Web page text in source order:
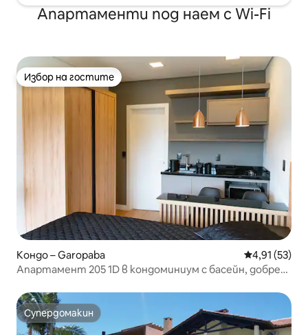
Апартаменти под наем с Wi-Fi
Избор на гостите
Избор на гостите
Кондо – Garopaba Средна
4,91 (53)
Апартамент 205 1D в кондоминиум с басейн, добре
Супердомакин
Супердомакин